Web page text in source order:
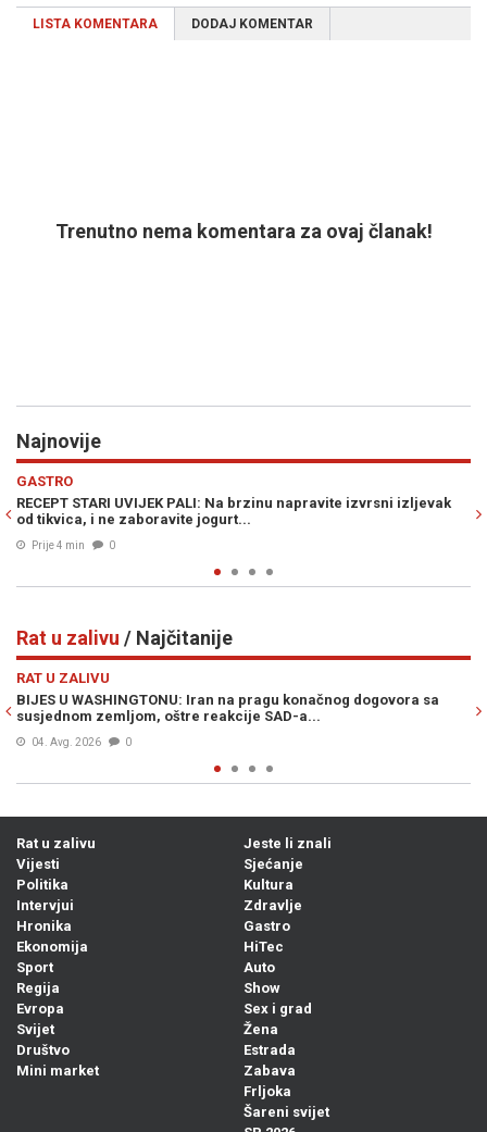
LISTA KOMENTARA DODAJ KOMENTAR
Trenutno nema komentara za ovaj članak!
Najnovije
izvrsni izljevak
MNOGI ĆE SE IZNENADITI: U slučaju prehlade i
možemo ublažiti na ovaj način...
Rat u zalivu / Najčitanije
dogovora sa
OVO NIKO NIJE OČEKIVAO: Procurio sadržaj
izneđu Irana i SAD-a...
Rat u zalivu
Vijesti
Politika
Intervjui
Hronika
Ekonomija
Sport
Regija
Evropa
Svijet
Društvo
Mini market
Jeste li znali
Sjećanje
Kultura
Zdravlje
Gastro
HiTec
Auto
Show
Sex i grad
Žena
Estrada
Zabava
Frljoka
Šareni svijet